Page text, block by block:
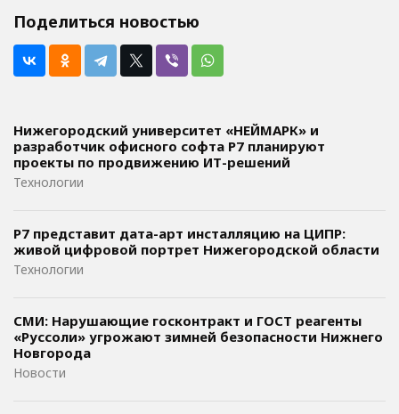
Поделиться новостью
Нижегородский университет «НЕЙМАРК» и
разработчик офисного софта P7 планируют
проекты по продвижению ИТ-решений
Технологии
Р7 представит дата-арт инсталляцию на ЦИПР:
живой цифровой портрет Нижегородской области
Технологии
СМИ: Нарушающие госконтракт и ГОСТ реагенты
«Руссоли» угрожают зимней безопасности Нижнего
Новгорода
Новости